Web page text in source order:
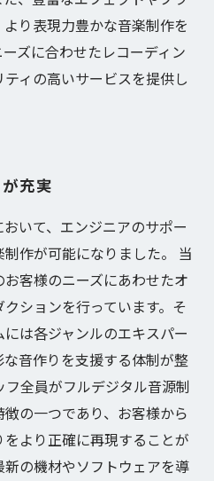
り表現力豊かな音楽制作を
ズに合わせたレコーディン
ィの高いサービスを提供し
充実
いて、エンジニアのサポー
作が可能になりました。 当
客様のニーズにあわせたオ
ションを行っています。そ
は各ジャンルのエキスパー
音作りを支援する体制が整
フ全員がフルデジタル音源制
の一つであり、お客様から
より正確に再現することが
新の機材やソフトウェアを導